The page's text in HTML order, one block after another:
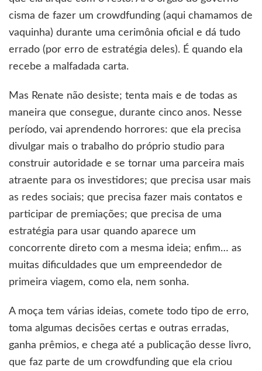
cisma de fazer um crowdfunding (aqui chamamos de
vaquinha) durante uma cerimônia oficial e dá tudo
errado (por erro de estratégia deles). É quando ela
recebe a malfadada carta.
Mas Renate não desiste; tenta mais e de todas as
maneira que consegue, durante cinco anos. Nesse
período, vai aprendendo horrores: que ela precisa
divulgar mais o trabalho do próprio studio para
construir autoridade e se tornar uma parceira mais
atraente para os investidores; que precisa usar mais
as redes sociais; que precisa fazer mais contatos e
participar de premiações; que precisa de uma
estratégia para usar quando aparece um
concorrente direto com a mesma ideia; enfim… as
muitas dificuldades que um empreendedor de
primeira viagem, como ela, nem sonha.
A moça tem várias ideias, comete todo tipo de erro,
toma algumas decisões certas e outras erradas,
ganha prêmios, e chega até a publicação desse livro,
que faz parte de um crowdfunding que ela criou